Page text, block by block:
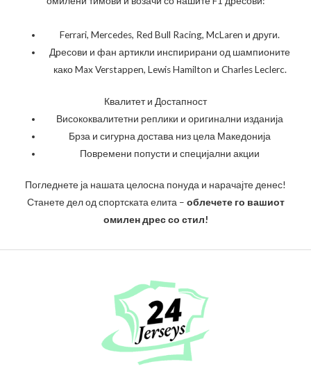
Ferrari, Mercedes, Red Bull Racing, McLaren и други.
Дресови и фан артикли инспирирани од шампионите
како Max Verstappen, Lewis Hamilton и Charles Leclerc.
Квалитет и Достапност
Висококвалитетни реплики и оригинални изданија
Брза и сигурна достава низ цела Македонија
Повремени попусти и специјални акции
Погледнете ја нашата целосна понуда и нарачајте денес!
Станете дел од спортската елита – облечете го вашиот
омилен дрес со стил!